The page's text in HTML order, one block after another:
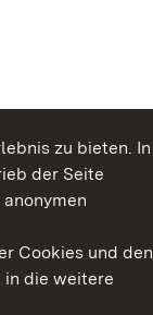
zu bieten. In
der Seite
Cookies und den
in die weitere